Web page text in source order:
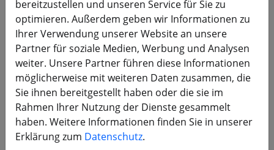
Start Bauteile FC, ESC, AIO & Stacks
iFlight BLITZ Wing H743 Flight
Controller FC FPV
bereitzustellen und unseren Service für Sie zu
optimieren. Außerdem geben wir Informationen zu
Ihrer Verwendung unserer Website an unsere
Partner für soziale Medien, Werbung und Analysen
weiter. Unsere Partner führen diese Informationen
möglicherweise mit weiteren Daten zusammen, die
Sie ihnen bereitgestellt haben oder die sie im
Rahmen Ihrer Nutzung der Dienste gesammelt
haben. Weitere Informationen finden Sie in unserer
Erklärung zum Datenschutz.